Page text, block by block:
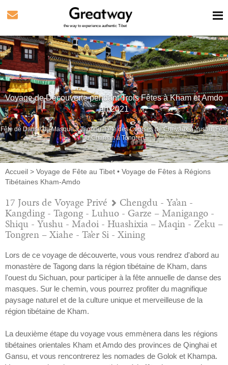
the way to experience authentic Tibet
Voyage de Découverte pendant Trois Fêtes à Kham et Amdo
en 2021
Fête de Danse du Masque à Tagong. Fête des Courses de Chevaux à Yushu. Fête
du Chaman à Tongren.
Accueil > Voyage de Fête au Tibet • Voyage de Fêtes à Régions
Tibétaines Kham-Amdo
17 Jours de Voyage Privé Chengdu - Ya’an -
Kangding - Tagong - Luhuo - Garze – Manigango -
Shiqu - Yushu - Madoi - Huashixia – Maqin - Zeku –
Tongren – Xiahe - Ta’er Si - Xining
Lors de ce voyage de découverte, vous vous rendrez d'abord au
monastère de Tagong dans la région tibétaine de Kham, dans
l'ouest du Sichuan, pour participer à la fête annuelle de danse des
masques. Sur le chemin, vous pourrez profiter du magnifique
paysage naturel et de la culture unique et merveilleuse de la
région tibétaine de Kham.
La deuxième étape du voyage vous emmènera dans les régions
tibétaines orientales Kham et Amdo des provinces de Qinghai et
Gansu, et vous rencontrerez les nomades de Golok et Khampa.